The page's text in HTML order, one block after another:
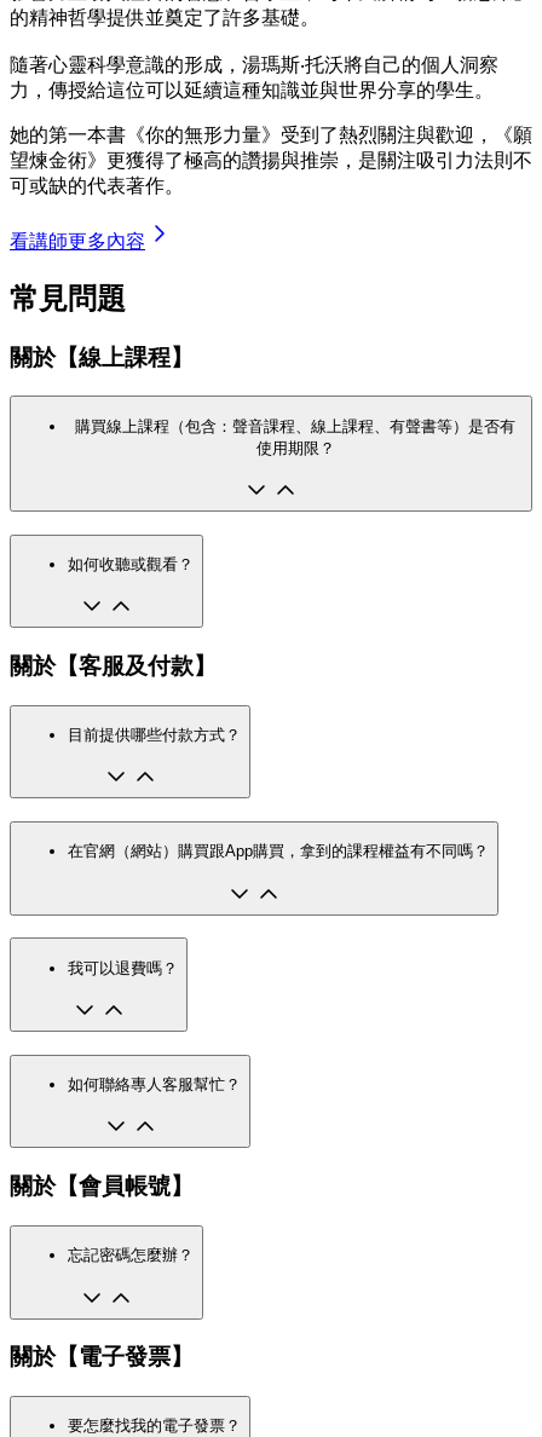
的精神哲學提供並奠定了許多基礎。
隨著心靈科學意識的形成，湯瑪斯‧托沃將自己的個人洞察
力，傳授給這位可以延續這種知識並與世界分享的學生。
她的第一本書《你的無形力量》受到了熱烈關注與歡迎，《願
望煉金術》更獲得了極高的讚揚與推崇，是關注吸引力法則不
可或缺的代表著作。
看講師更多內容
常見問題
關於【線上課程】
購買線上課程（包含：聲音課程、線上課程、有聲書等）是否有
使用期限？
如何收聽或觀看？
關於【客服及付款】
目前提供哪些付款方式？
在官網（網站）購買跟App購買，拿到的課程權益有不同嗎？
我可以退費嗎？
如何聯絡專人客服幫忙？
關於【會員帳號】
忘記密碼怎麼辦？
關於【電子發票】
要怎麼找我的電子發票？